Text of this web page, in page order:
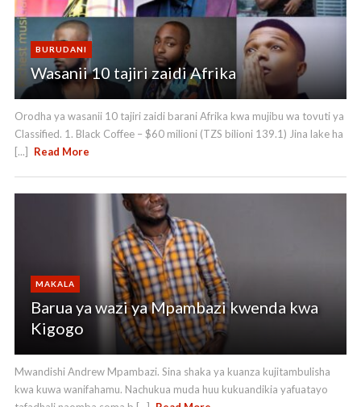
BURUDANI
Wasanii 10 tajiri zaidi Afrika
Orodha ya wasanii 10 tajiri zaidi barani Afrika kwa mujibu wa tovuti ya
Classified. 1. Black Coffee – $60 milioni (TZS bilioni 139.1) Jina lake ha
[...]
Read More
MAKALA
Barua ya wazi ya Mpambazi kwenda kwa
Kigogo
Mwandishi Andrew Mpambazi. Sina shaka ya kuanza kujitambulisha
kwa kuwa wanifahamu. Nachukua muda huu kukuandikia yafuatayo